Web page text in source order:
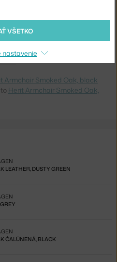
Armchair Smoked Oak, black
Herit Armchair Smoked Oak,
LEATHER, DUSTY GREEN
ČALÚNENÁ, BLACK
VŠETKO
nastavenie